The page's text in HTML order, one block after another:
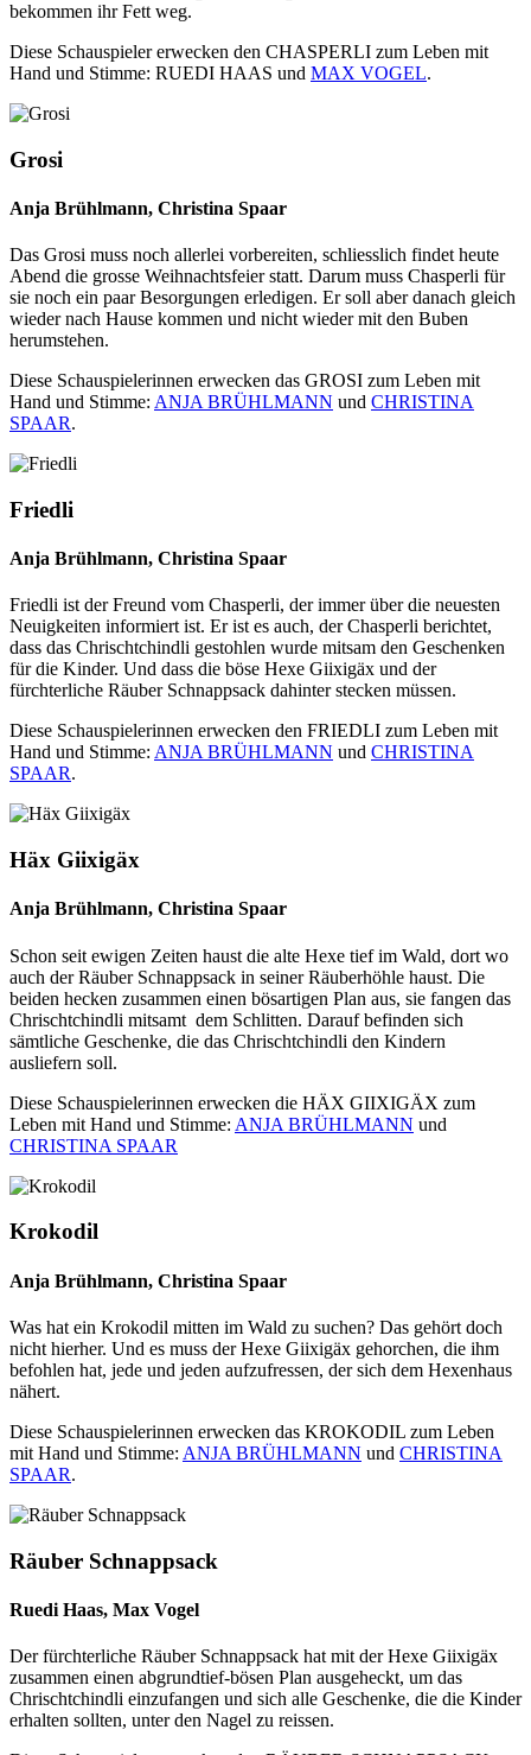
bekommen ihr Fett weg.
Diese Schauspieler erwecken den CHASPERLI zum Leben mit
Hand und Stimme: RUEDI HAAS und MAX VOGEL.
Grosi
Anja Brühlmann, Christina Spaar
Das Grosi muss noch allerlei vorbereiten, schliesslich findet heute
Abend die grosse Weihnachtsfeier statt. Darum muss Chasperli für
sie noch ein paar Besorgungen erledigen. Er soll aber danach gleich
wieder nach Hause kommen und nicht wieder mit den Buben
herumstehen.
Diese Schauspielerinnen erwecken das GROSI zum Leben mit
Hand und Stimme: ANJA BRÜHLMANN und CHRISTINA
SPAAR.
Friedli
Anja Brühlmann, Christina Spaar
Friedli ist der Freund vom Chasperli, der immer über die neuesten
Neuigkeiten informiert ist. Er ist es auch, der Chasperli berichtet,
dass das Chrischtchindli gestohlen wurde mitsam den Geschenken
für die Kinder. Und dass die böse Hexe Giixigäx und der
fürchterliche Räuber Schnappsack dahinter stecken müssen.
Diese Schauspielerinnen erwecken den FRIEDLI zum Leben mit
Hand und Stimme: ANJA BRÜHLMANN und CHRISTINA
SPAAR.
Häx Giixigäx
Anja Brühlmann, Christina Spaar
Schon seit ewigen Zeiten haust die alte Hexe tief im Wald, dort wo
auch der Räuber Schnappsack in seiner Räuberhöhle haust. Die
beiden hecken zusammen einen bösartigen Plan aus, sie fangen das
Chrischtchindli mitsamt dem Schlitten. Darauf befinden sich
sämtliche Geschenke, die das Chrischtchindli den Kindern
ausliefern soll.
Diese Schauspielerinnen erwecken die HÄX GIIXIGÄX zum
Leben mit Hand und Stimme: ANJA BRÜHLMANN und
CHRISTINA SPAAR
Krokodil
Anja Brühlmann, Christina Spaar
Was hat ein Krokodil mitten im Wald zu suchen? Das gehört doch
nicht hierher. Und es muss der Hexe Giixigäx gehorchen, die ihm
befohlen hat, jede und jeden aufzufressen, der sich dem Hexenhaus
nähert.
Diese Schauspielerinnen erwecken das KROKODIL zum Leben
mit Hand und Stimme: ANJA BRÜHLMANN und CHRISTINA
SPAAR.
Räuber Schnappsack
Ruedi Haas, Max Vogel
Der fürchterliche Räuber Schnappsack hat mit der Hexe Giixigäx
zusammen einen abgrundtief-bösen Plan ausgeheckt, um das
Chrischtchindli einzufangen und sich alle Geschenke, die die Kinder
erhalten sollten, unter den Nagel zu reissen.